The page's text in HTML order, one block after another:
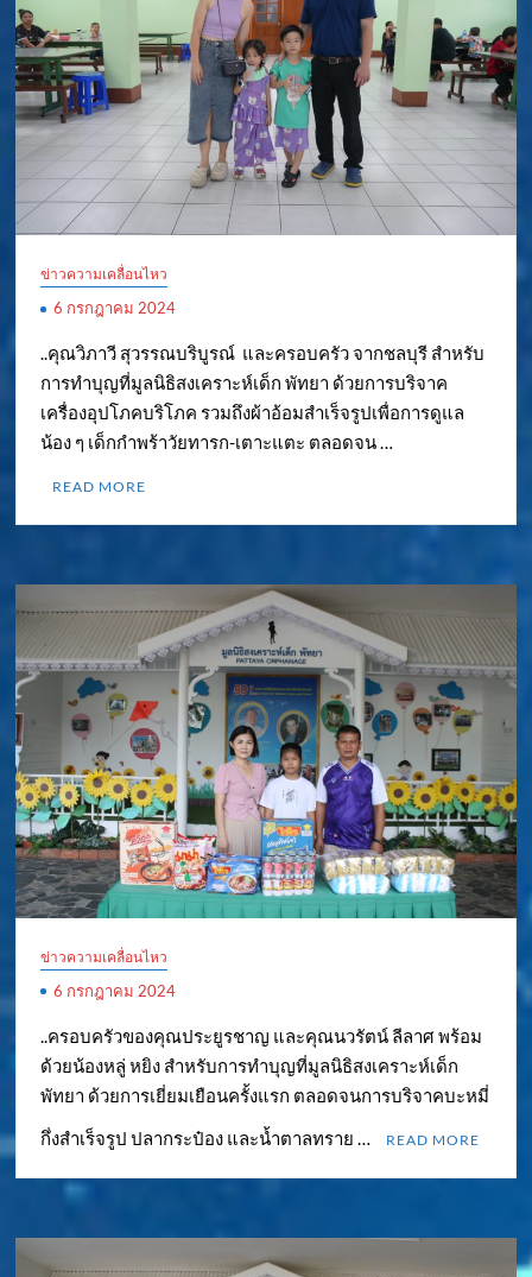
ข่าวความเคลื่อนไหว
6 กรกฎาคม 2024
..คุณวิภาวี สุวรรณบริบูรณ์ และครอบครัว จากชลบุรี สำหรับ
การทำบุญที่มูลนิธิสงเคราะห์เด็ก พัทยา ด้วยการบริจาค
เครื่องอุปโภคบริโภค รวมถึงผ้าอ้อมสำเร็จรูปเพื่อการดูแล
น้อง ๆ เด็กกำพร้าวัยทารก-เตาะแตะ ตลอดจน …
READ MORE
ข่าวความเคลื่อนไหว
6 กรกฎาคม 2024
..ครอบครัวของคุณประยูรชาญ และคุณนวรัตน์ ลีลาศ พร้อม
ด้วยน้องหลู่ หยิง สำหรับการทำบุญที่มูลนิธิสงเคราะห์เด็ก
พัทยา ด้วยการเยี่ยมเยือนครั้งแรก ตลอดจนการบริจาคบะหมี่
กึ่งสำเร็จรูป ปลากระป๋อง และน้ำตาลทราย …
READ MORE